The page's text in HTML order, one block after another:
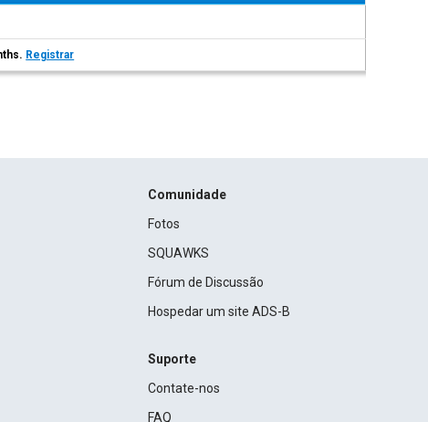
Registrar
Comunidade
Fotos
SQUAWKS
Fórum de Discussão
Hospedar um site ADS-B
Suporte
Contate-nos
FAQ